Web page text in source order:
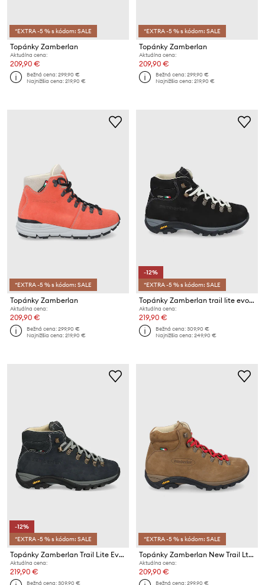
*EXTRA -5 % s kódom: SALE
Topánky Zamberlan
Aktuálna cena:
209,90 €
Bežná cena:299,90 €
Najnižšia cena:219,90 €
*EXTRA -5 % s kódom: SALE
Topánky Zamberlan
Aktuálna cena:
209,90 €
Bežná cena:299,90 €
Najnižšia cena:219,90 €
*EXTRA -5 % s kódom: SALE
Topánky Zamberlan
Aktuálna cena:
209,90 €
Bežná cena:299,90 €
Najnižšia cena:219,90 €
-12%
*EXTRA -5 % s kódom: SALE
Topánky Zamberlan trail lite evo gtx
Aktuálna cena:
219,90 €
Bežná cena:309,90 €
Najnižšia cena:249,90 €
-12%
*EXTRA -5 % s kódom: SALE
Topánky Zamberlan Trail Lite Evo GTX
Aktuálna cena:
219,90 €
Bežná cena:309,90 €
*EXTRA -5 % s kódom: SALE
Topánky Zamberlan New Trail Lt Evo Lth
Aktuálna cena:
209,90 €
Bežná cena:299,90 €